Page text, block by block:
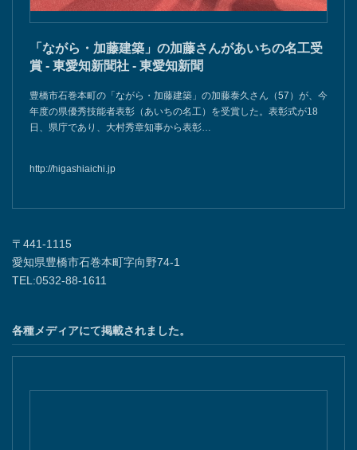
「ながら・加藤建築」の加藤さんがあいちの名工受
賞 - 東愛知新聞社 - 東愛知新聞
豊橋市石巻本町の「ながら・加藤建築」の加藤泰久さん（57）が、今
年度の県優秀技能者表彰（あいちの名工）を受賞した。表彰式が18
日、県庁であり、大村秀章知事から表彰…
http://higashiaichi.jp
〒441-1115
愛知県豊橋市石巻本町字向野74-1
TEL:0532-88-1611
各種メディアにて掲載されました。